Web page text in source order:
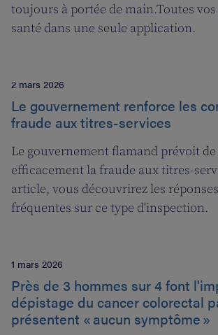
toujours à portée de main.Toutes
santé dans une seule application.
2 mars 2026
Le gouvernement renforce les
fraude aux titres-services
Le gouvernement flamand prévoit
efficacement la fraude aux titres-
article, vous découvrirez les
fréquentes sur ce type d'inspection.
1 mars 2026
Près de 3 hommes sur 4 font
dépistage du cancer colorectal
présentent « aucun symptôme »